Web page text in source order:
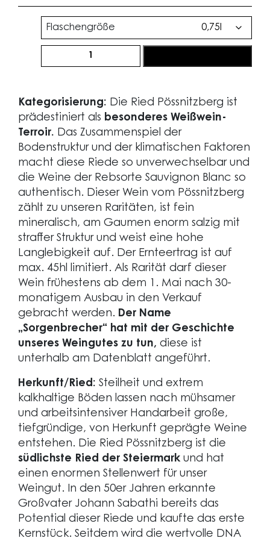
Flaschengröße
Pössnitzberger
Sauvignon
Blanc
2018
Menge
Kategorisierung: Die Ried Pössnitzberg ist
prädestiniert als besonderes Weißwein-
Terroir. Das Zusammenspiel der
Bodenstruktur und der klimatischen Faktoren
macht diese Riede so unverwechselbar und
die Weine der Rebsorte Sauvignon Blanc so
authentisch. Dieser Wein vom Pössnitzberg
zählt zu unseren Raritäten, ist fein
mineralisch, am Gaumen enorm salzig mit
straffer Struktur und weist eine hohe
Langlebigkeit auf. Der Ernteertrag ist auf
max. 45hl limitiert. Als Rarität darf dieser
Wein frühestens ab dem 1. Mai nach 30-
monatigem Ausbau in den Verkauf
gebracht werden. Der Name
„Sorgenbrecher“ hat mit der Geschichte
unseres Weingutes zu tun, diese ist
unterhalb am Datenblatt angeführt.
Herkunft/Ried: Steilheit und extrem
kalkhaltige Böden lassen nach mühsamer
und arbeitsintensiver Handarbeit große,
tiefgründige, von Herkunft geprägte Weine
entstehen. Die Ried Pössnitzberg ist die
südlichste Ried der Steiermarkund hat
einen enormen Stellenwert für unser
Weingut. In den 50er Jahren erkannte
Großvater Johann Sabathi bereits das
Potential dieser Riede und kaufte das erste
Kernstück. Seitdem wird die wertvolle DNA